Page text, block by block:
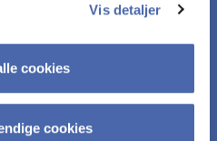
Vis detaljer
cookies
cookies